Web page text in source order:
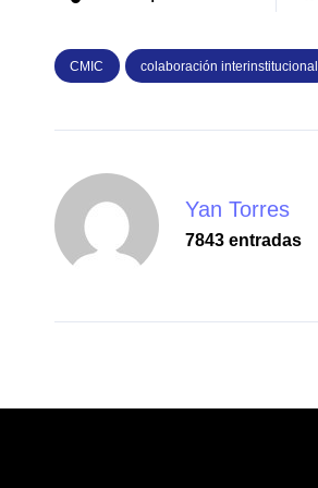
CMIC colaboración interinstitucional
Yan Torres
7843 entradas